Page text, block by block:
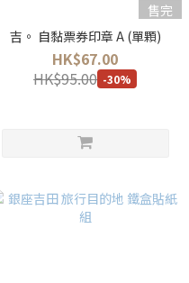
售完
吉。 自黏票券印章 A (單顆)
HK$67.00
HK$95.00 -30%